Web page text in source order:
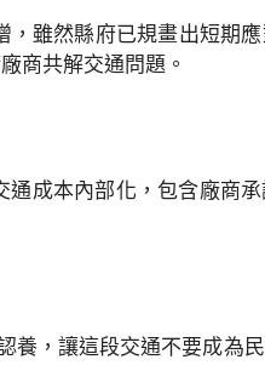
雖然縣府已規畫出短期
商共解交通問題。
成本內部化，包含廠商
養，讓這段交通不要成為